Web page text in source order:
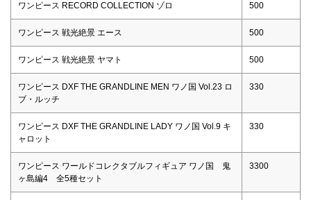
ワンピース RECORD COLLECTION ゾロ 500
ワンピース 戦光絶景 エース 500
ワンピース 戦光絶景 ヤマト 500
ワンピース DXF THE GRANDLINE MEN ワノ国 Vol.23 ロ
ブ・ルッチ
330
ワンピース DXF THE GRANDLINE LADY ワノ国 Vol.9 キ
ャロット
330
ワンピース ワールドコレクタブルフィギュア ワノ国 鬼
ヶ島編4 全5種セット
3300